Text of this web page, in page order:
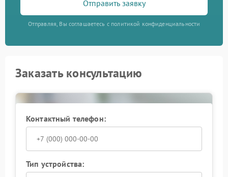
Отправить заявку
Отправляя, Вы соглашаетесь с политикой конфиденциальности
Заказать консультацию
Контактный телефон:
Тип устройства: